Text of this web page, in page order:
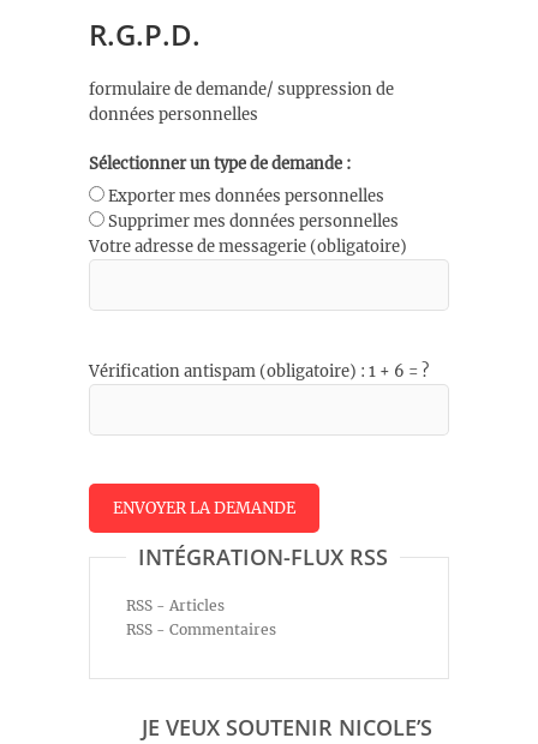
R.G.P.D.
formulaire de demande/ suppression de
données personnelles
Sélectionner un type de demande :
Exporter mes données personnelles
Supprimer mes données personnelles
Votre adresse de messagerie (obligatoire)
Vérification antispam (obligatoire) : 1 + 6 = ?
INTÉGRATION-FLUX RSS
RSS - Articles
RSS - Commentaires
JE VEUX SOUTENIR NICOLE’S